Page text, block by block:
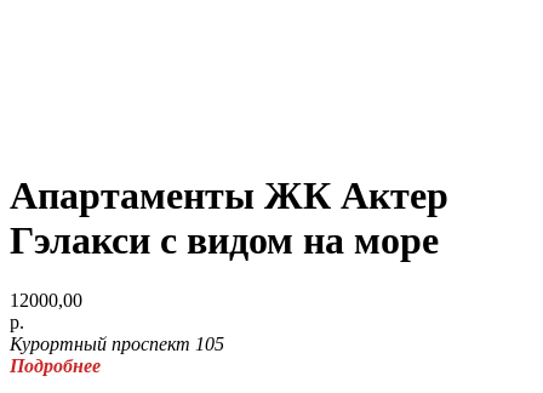
Апартаменты ЖК Актер
Гэлакси с видом на море
12000,00
р.
Курортный проспект 105
Подробнее